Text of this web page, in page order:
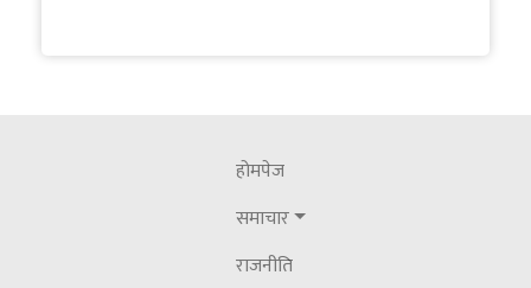
२०८३ असार १८ बिहीबार
कास्की जिल्लालाई पूर्ण खोप सुनिश्चितता तथा
होमपेज
समाचार
राजनीति